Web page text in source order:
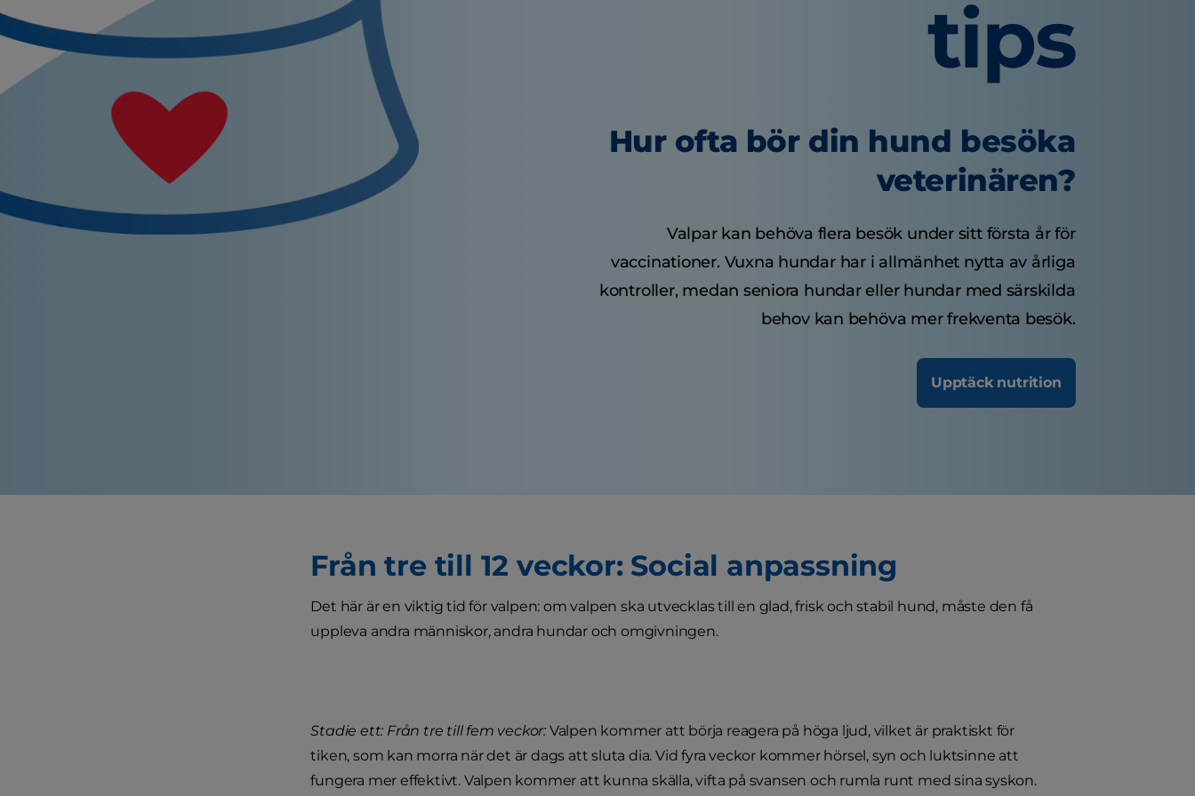
tips
Hur ofta bör din hund besöka
veterinären?
Valpar kan behöva flera besök under sitt första år för
vaccinationer. Vuxna hundar har i allmänhet nytta av årliga
kontroller, medan seniora hundar eller hundar med särskilda
behov kan behöva mer frekventa besök.
Upptäck nutrition
Från tre till 12 veckor: Social anpassning
Det här är en viktig tid för valpen: om valpen ska utvecklas till en glad, frisk och stabil hund, måste den få
uppleva andra människor, andra hundar och omgivningen.
Stadie ett: Från tre till fem veckor: Valpen kommer att börja reagera på höga ljud, vilket är praktiskt för
tiken, som kan morra när det är dags att sluta dia. Vid fyra veckor kommer hörsel, syn och luktsinne att
fungera mer effektivt. Valpen kommer att kunna skälla, vifta på svansen och rumla runt med sina syskon.